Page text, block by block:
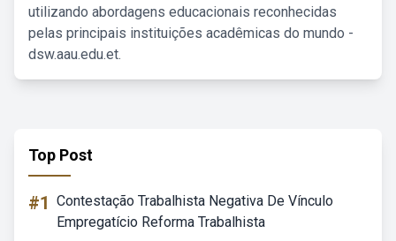
utilizando abordagens educacionais reconhecidas
pelas principais instituições acadêmicas do mundo -
dsw.aau.edu.et.
Top Post
#1 Contestação Trabalhista Negativa De Vínculo
Empregatício Reforma Trabalhista